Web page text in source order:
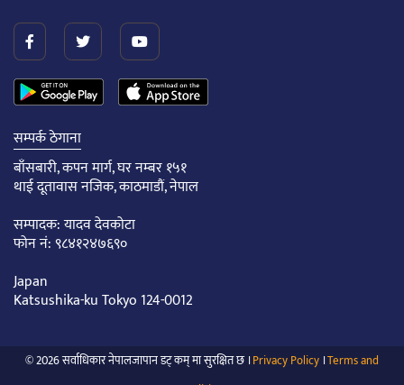
सम्पर्क ठेगाना
बाँसबारी, कपन मार्ग, घर नम्बर १५१
थाई दूतावास नजिक, काठमाडौं, नेपाल
सम्पादक: यादव देवकोटा
फोन नं: ९८४१२४७६९०
Japan
Katsushika-ku Tokyo 124-0012
© 2026 सर्वाधिकार नेपालजापान डट् कम् मा सुरक्षित छ ।Privacy Policy ।Terms and